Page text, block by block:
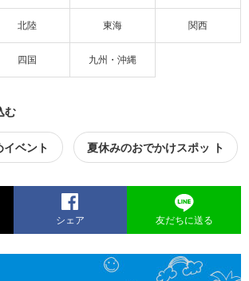
北陸 東海 関西
四国 九州・沖縄
む
ベント 夏休みのおでかけスポッ ト
シェア 友だちに送る